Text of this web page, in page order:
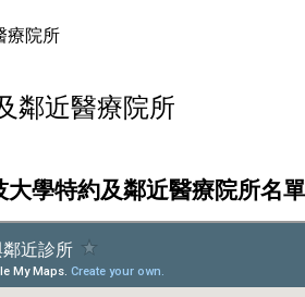
療院所
鄰近醫療院所
大學特約及鄰近醫療院所名單